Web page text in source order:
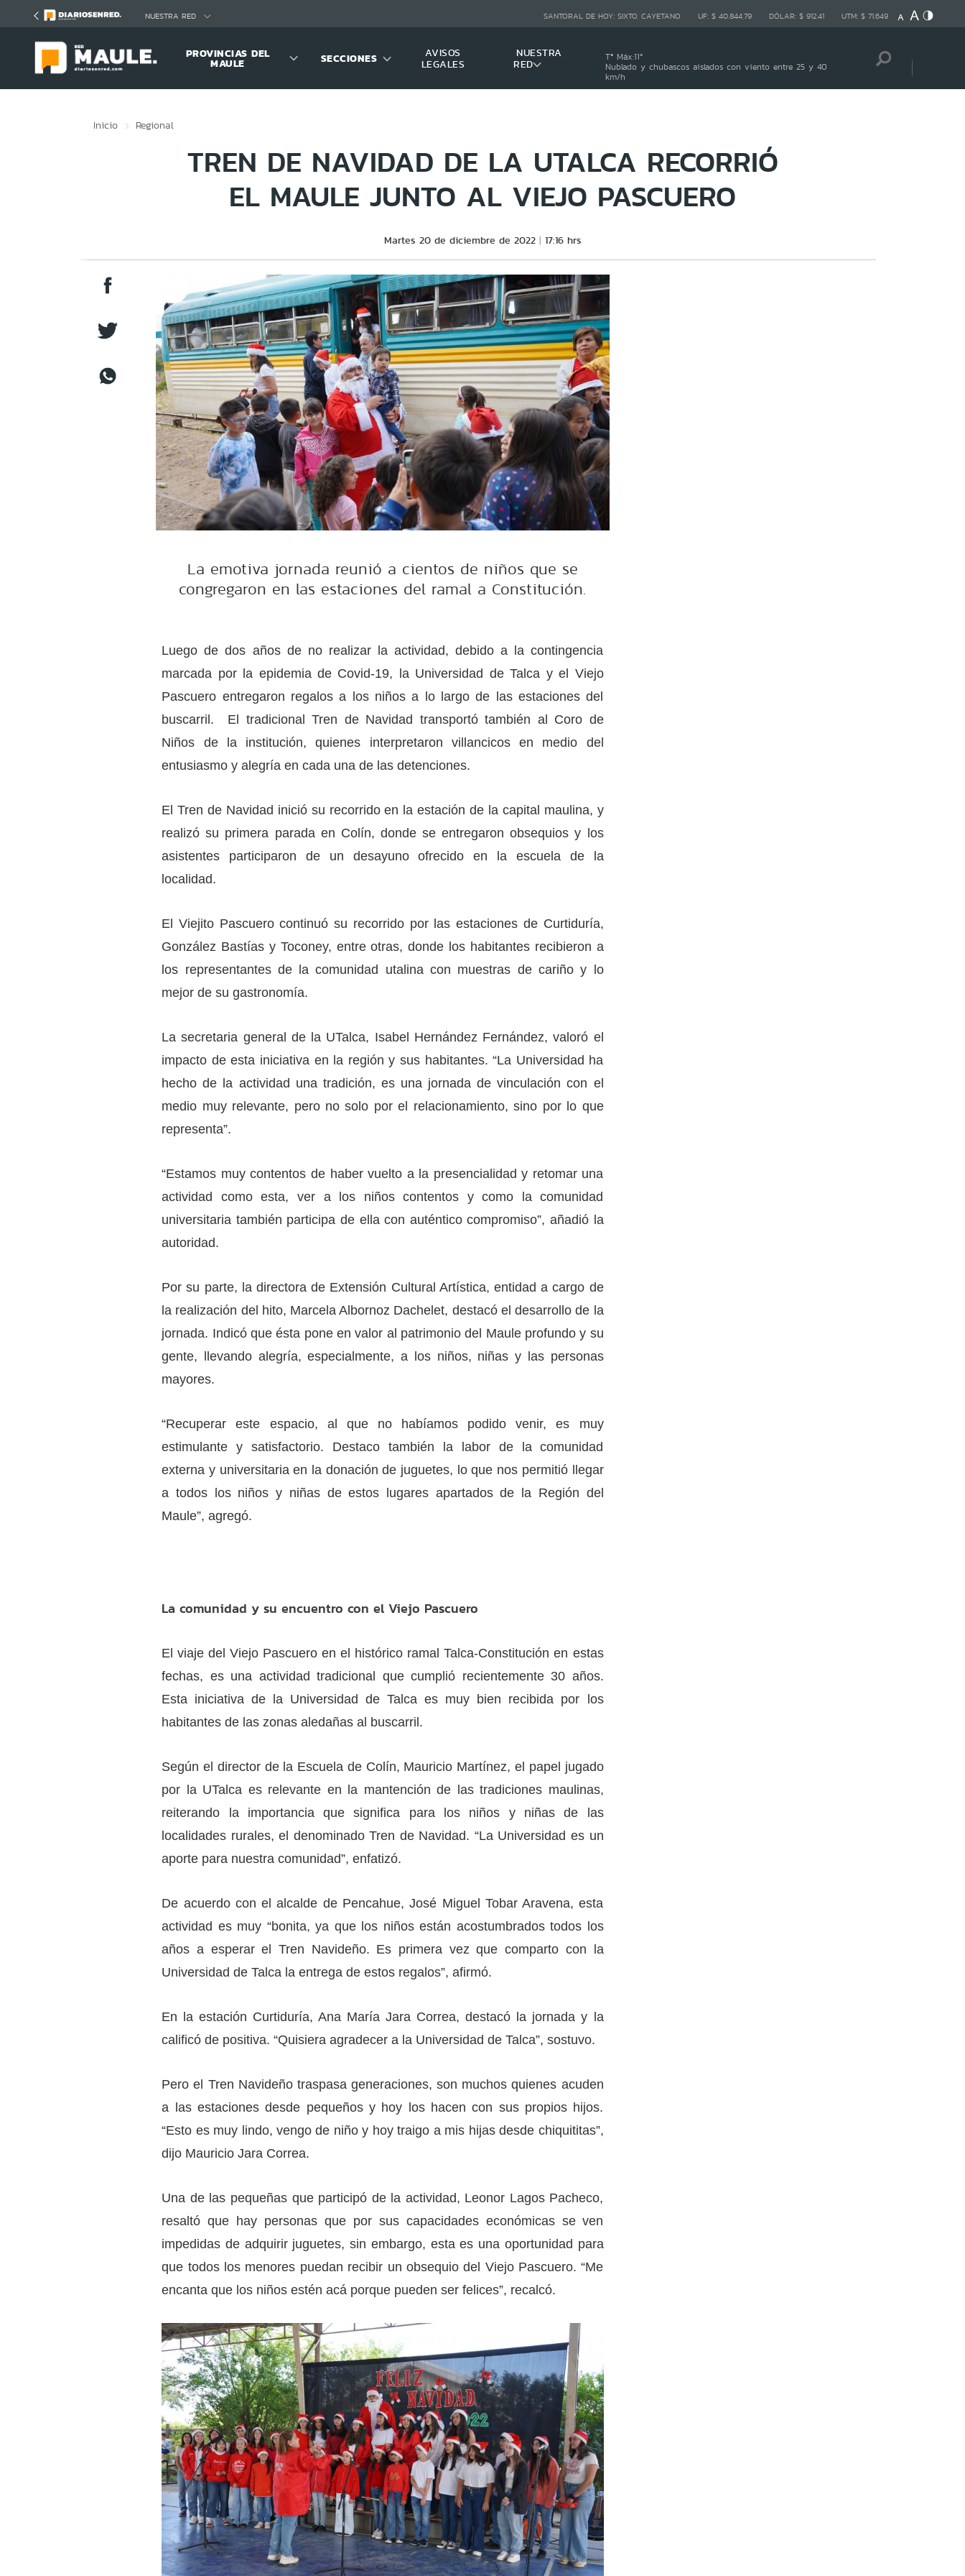
NUESTRA RED SANTORAL DE HOY: SIXTO, CAYETANO UF: $ 40.844,79 DÓLAR: $ 912,41 UTM: $ 71.649
PROVINCIAS DEL
MAULE SECCIONES
AVISOS
LEGALES
NUESTRA
RED
Tª Máx:11º
Nublado y chubascos aislados con viento entre 25 y 40
km/h
Inicio Regional
TREN DE NAVIDAD DE LA UTALCA RECORRIÓ
EL MAULE JUNTO AL VIEJO PASCUERO
Martes 20 de diciembre de 2022 17:16 hrs
La emotiva jornada reunió a cientos de niños que se
congregaron en las estaciones del ramal a Constitución.
Luego de dos años de no realizar la actividad, debido a la contingencia
marcada por la epidemia de Covid-19, la Universidad de Talca y el Viejo
Pascuero entregaron regalos a los niños a lo largo de las estaciones del
buscarril. El tradicional Tren de Navidad transportó también al Coro de
Niños de la institución, quienes interpretaron villancicos en medio del
entusiasmo y alegría en cada una de las detenciones.
El Tren de Navidad inició su recorrido en la estación de la capital maulina, y
realizó su primera parada en Colín, donde se entregaron obsequios y los
asistentes participaron de un desayuno ofrecido en la escuela de la
localidad.
El Viejito Pascuero continuó su recorrido por las estaciones de Curtiduría,
González Bastías y Toconey, entre otras, donde los habitantes recibieron a
los representantes de la comunidad utalina con muestras de cariño y lo
mejor de su gastronomía.
La secretaria general de la UTalca, Isabel Hernández Fernández, valoró el
impacto de esta iniciativa en la región y sus habitantes. “La Universidad ha
hecho de la actividad una tradición, es una jornada de vinculación con el
medio muy relevante, pero no solo por el relacionamiento, sino por lo que
representa”.
“Estamos muy contentos de haber vuelto a la presencialidad y retomar una
actividad como esta, ver a los niños contentos y como la comunidad
universitaria también participa de ella con auténtico compromiso”, añadió la
autoridad.
Por su parte, la directora de Extensión Cultural Artística, entidad a cargo de
la realización del hito, Marcela Albornoz Dachelet, destacó el desarrollo de la
jornada. Indicó que ésta pone en valor al patrimonio del Maule profundo y su
gente, llevando alegría, especialmente, a los niños, niñas y las personas
mayores.
“Recuperar este espacio, al que no habíamos podido venir, es muy
estimulante y satisfactorio. Destaco también la labor de la comunidad
externa y universitaria en la donación de juguetes, lo que nos permitió llegar
a todos los niños y niñas de estos lugares apartados de la Región del
Maule”, agregó.
La comunidad y su encuentro con el Viejo Pascuero
El viaje del Viejo Pascuero en el histórico ramal Talca-Constitución en estas
fechas, es una actividad tradicional que cumplió recientemente 30 años.
Esta iniciativa de la Universidad de Talca es muy bien recibida por los
habitantes de las zonas aledañas al buscarril.
Según el director de la Escuela de Colín, Mauricio Martínez, el papel jugado
por la UTalca es relevante en la mantención de las tradiciones maulinas,
reiterando la importancia que significa para los niños y niñas de las
localidades rurales, el denominado Tren de Navidad. “La Universidad es un
aporte para nuestra comunidad”, enfatizó.
De acuerdo con el alcalde de Pencahue, José Miguel Tobar Aravena, esta
actividad es muy “bonita, ya que los niños están acostumbrados todos los
años a esperar el Tren Navideño. Es primera vez que comparto con la
Universidad de Talca la entrega de estos regalos”, afirmó.
En la estación Curtiduría, Ana María Jara Correa, destacó la jornada y la
calificó de positiva. “Quisiera agradecer a la Universidad de Talca”, sostuvo.
Pero el Tren Navideño traspasa generaciones, son muchos quienes acuden
a las estaciones desde pequeños y hoy los hacen con sus propios hijos.
“Esto es muy lindo, vengo de niño y hoy traigo a mis hijas desde chiquititas”,
dijo Mauricio Jara Correa.
Una de las pequeñas que participó de la actividad, Leonor Lagos Pacheco,
resaltó que hay personas que por sus capacidades económicas se ven
impedidas de adquirir juguetes, sin embargo, esta es una oportunidad para
que todos los menores puedan recibir un obsequio del Viejo Pascuero. “Me
encanta que los niños estén acá porque pueden ser felices”, recalcó.